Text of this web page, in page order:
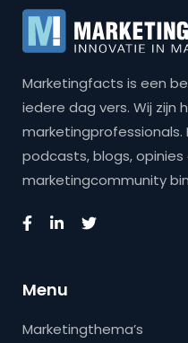
Marketingfacts is een
iedere dag vers. Wij zijn
marketingprofessionals.
podcasts, blogs,
marketingcommunity
Menu
Marketingthema’s